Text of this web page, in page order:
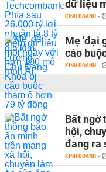
dữ liệu
KINH DOANH -
Mẹ 'đại
cáo
KINH DOANH -
Bất ngờ
hội,
đang ra
KINH DOANH -